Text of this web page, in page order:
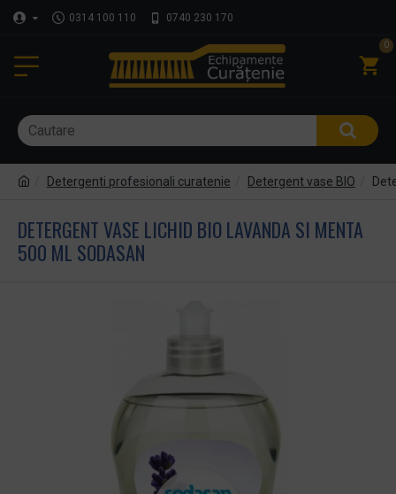
0314 100 110 0740 230 170
0
Detergenti profesionali curatenie Detergent vase BIO
DETERGENT VASE LICHID BIO LAVANDA SI MENTA
500 ML SODASAN